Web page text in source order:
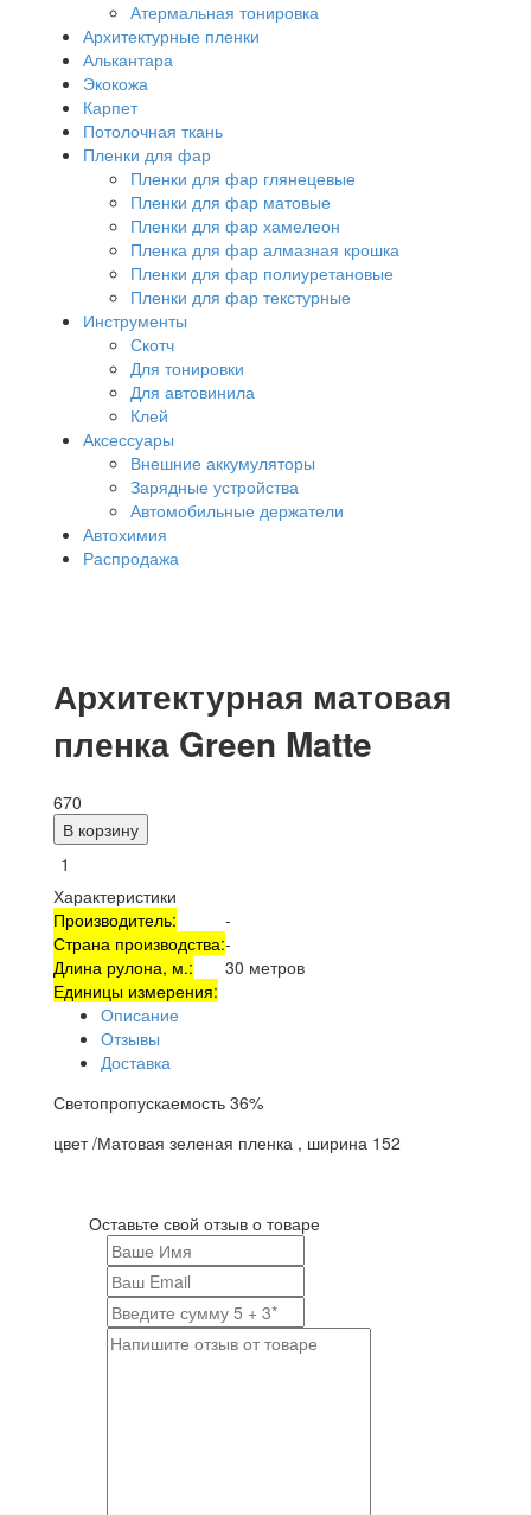
Атермальная тонировка
Архитектурные пленки
Алькантара
Экокожа
Карпет
Потолочная ткань
Пленки для фар
Пленки для фар глянецевые
Пленки для фар матовые
Пленки для фар хамелеон
Пленка для фар алмазная крошка
Пленки для фар полиуретановые
Пленки для фар текстурные
Инструменты
Скотч
Для тонировки
Для автовинила
Клей
Аксессуары
Внешние аккумуляторы
Зарядные устройства
Автомобильные держатели
Автохимия
Распродажа
Архитектурная матовая
пленка Green Matte
670
В корзину
Характеристики
Производитель:
-
Страна производства:-
Длина рулона, м.:
30 метров
Единицы измерения:
Описание
Отзывы
Доставка
Светопропускаемость 36%
цвет /Матовая зеленая пленка , ширина 152
Оставьте свой отзыв о товаре